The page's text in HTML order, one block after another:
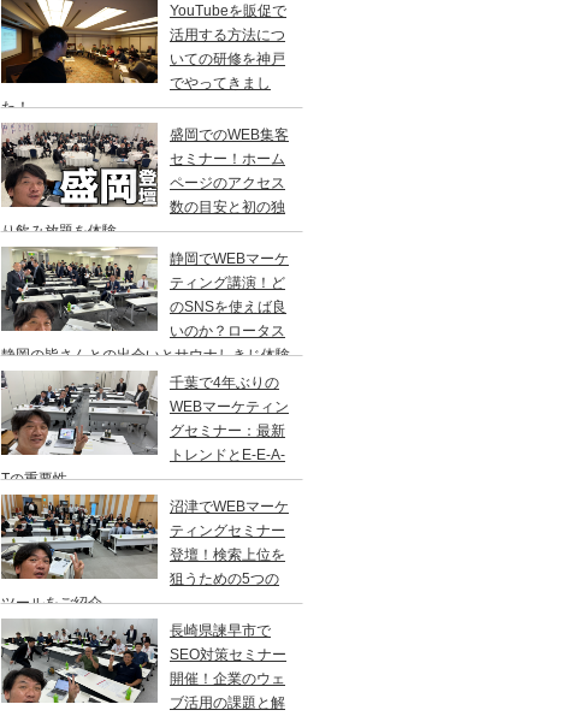
研修／高橋真樹
YouTubeを販促で
活用する方法につ
いての研修を神戸
でやってきまし
た！
盛岡でのWEB集客
セミナー！ホーム
ページのアクセス
数の目安と初の独
り飲み放題を体験
静岡でWEBマーケ
ティング講演！ど
のSNSを使えば良
いのか？ロータス
静岡の皆さんとの出会いとサウナしきじ体験
千葉で4年ぶりの
WEBマーケティン
グセミナー：最新
トレンドとE-E-A-
Tの重要性
沼津でWEBマーケ
ティングセミナー
登壇！検索上位を
狙うための5つの
ツールをご紹介
長崎県諫早市で
SEO対策セミナー
開催！企業のウェ
ブ活用の課題と解